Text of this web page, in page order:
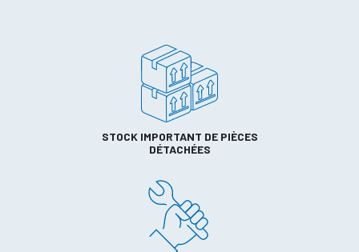
STOCK IMPORTANT DE PIÈCES
DÉTACHÉES